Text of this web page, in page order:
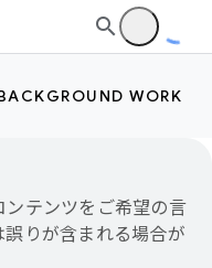
WORK
テンツをご希望の言
りが含まれる場合が